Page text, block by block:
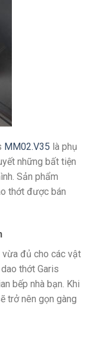
MM02.V35 là phụ
những bất tiện
Sản phẩm
thớt được bán
đủ cho các vật
thớt Garis
bếp nhà bạn. Khi
trở nên gọn gàng